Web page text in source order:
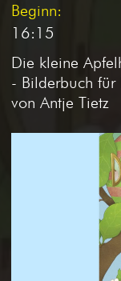
Beginn:
16:15
Die kleine
- Bilderbuch
von Antje Tietz